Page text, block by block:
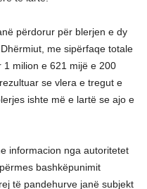
përdorur për blerjen e dy
me sipërfaqe totale
milion e 621 mijë e 200
se vlera e tregut e
ishte më e lartë se ajo e
informacion nga autoritetet
bashkëpunimit
të pandehurve janë subjekt